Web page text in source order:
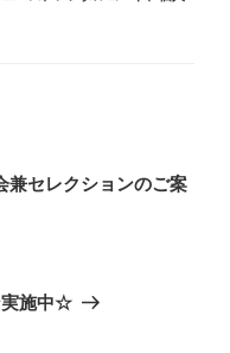
セレクションのご案
実施中☆